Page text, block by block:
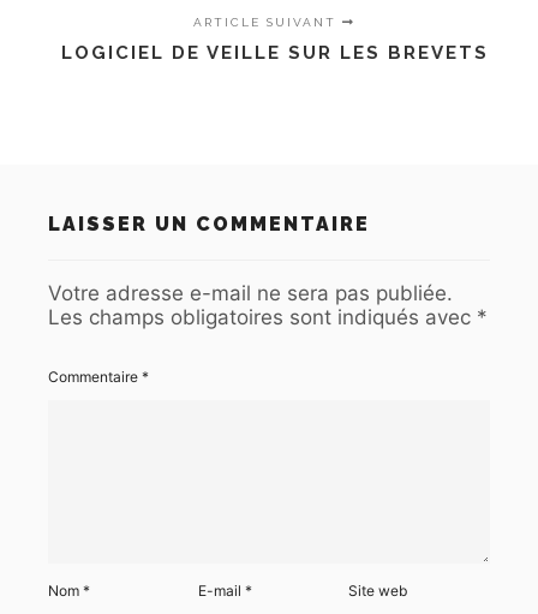
ARTICLE SUIVANT
LOGICIEL DE VEILLE SUR LES BREVETS
LAISSER UN COMMENTAIRE
Votre adresse e-mail ne sera pas publiée.
Les champs obligatoires sont indiqués avec *
Commentaire *
Nom * E-mail* Site web